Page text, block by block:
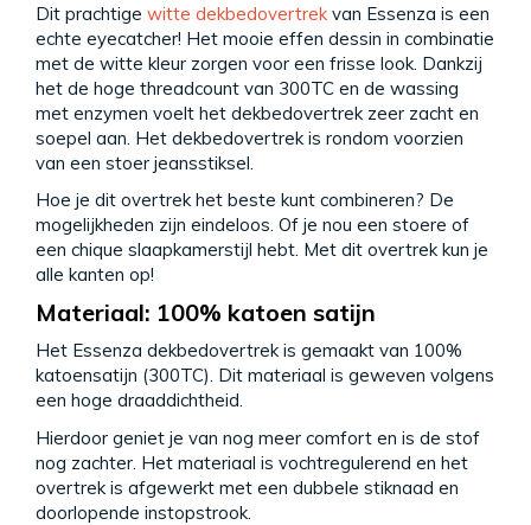
Dit prachtige witte dekbedovertrek van Essenza is een
echte eyecatcher! Het mooie effen dessin in combinatie
met de witte kleur zorgen voor een frisse look. Dankzij
het de hoge threadcount van 300TC en de wassing
met enzymen voelt het dekbedovertrek zeer zacht en
soepel aan. Het dekbedovertrek is rondom voorzien
van een stoer jeansstiksel.
Hoe je dit overtrek het beste kunt combineren? De
mogelijkheden zijn eindeloos. Of je nou een stoere of
een chique slaapkamerstijl hebt. Met dit overtrek kun je
alle kanten op!
Materiaal: 100% katoen satijn
Het Essenza dekbedovertrek is gemaakt van 100%
katoensatijn (300TC). Dit materiaal is geweven volgens
een hoge draaddichtheid.
Hierdoor geniet je van nog meer comfort en is de stof
nog zachter. Het materiaal is vochtregulerend en het
overtrek is afgewerkt met een dubbele stiknaad en
doorlopende instopstrook.